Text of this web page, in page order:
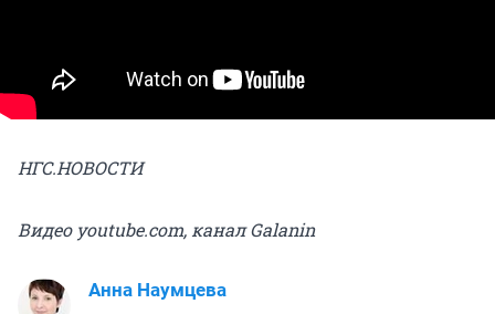
НГС.НОВОСТИ
Видео youtube.com, канал Galanin
Анна Наумцева